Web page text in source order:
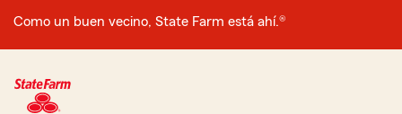
Como un buen vecino, State Farm está ahí.®